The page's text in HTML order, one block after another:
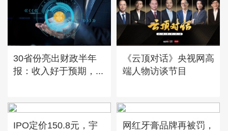
30省份亮出财政半年
报：收入好于预期，...
《云顶对话》央视网高
端人物访谈节目
IPO定价150.8元，宇
网红牙膏品牌再被罚，